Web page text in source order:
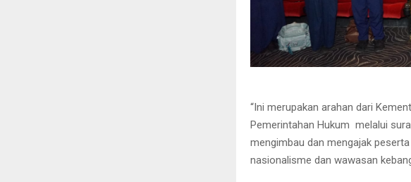
“Ini merupakan arahan dari
Pemerintahan Hukum melalui
mengimbau dan mengajak
nasionalisme dan wawasan